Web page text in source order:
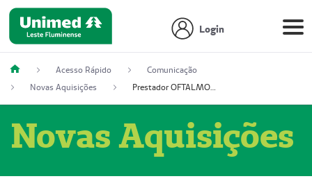
Login
Acesso Rápido
Comunicação
Novas Aquisições
Prestador OFTALMOCLÍNICA SÃO GONÇALO (55004164-2)
Novas Aquisições